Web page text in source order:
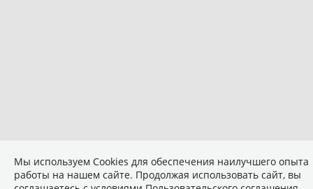
Мы используем Сookies для обеспечения наилучшего опыта
работы на нашем сайте. Продолжая использовать сайт, вы